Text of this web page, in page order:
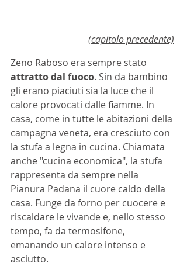
(capitolo precedente)
Zeno Raboso era sempre stato
attratto dal fuoco. Sin da bambino
gli erano piaciuti sia la luce che il
calore provocati dalle fiamme. In
casa, come in tutte le abitazioni della
campagna veneta, era cresciuto con
la stufa a legna in cucina. Chiamata
anche "cucina economica", la stufa
rappresenta da sempre nella
Pianura Padana il cuore caldo della
casa. Funge da forno per cuocere e
riscaldare le vivande e, nello stesso
tempo, fa da termosifone,
emanando un calore intenso e
asciutto.